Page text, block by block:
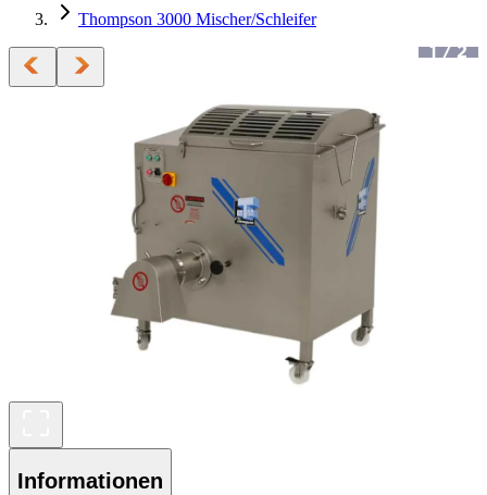
Thompson 3000 Mischer/Schleifer
1/2
Informationen